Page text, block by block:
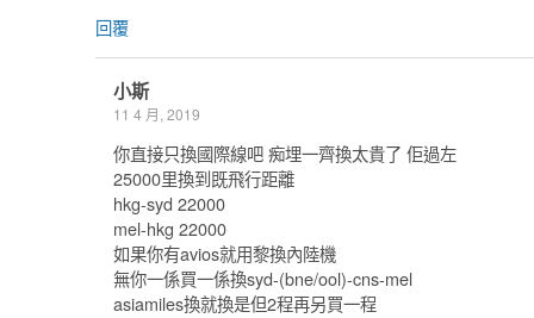
回覆
小斯
11 4 月, 2019
你直接只換國際線吧 痴埋一齊換太貴了 佢過左
25000里換到既飛行距離
hkg-syd 22000
mel-hkg 22000
如果你有avios就用黎換內陸機
無你一係買一係換syd-(bne/ool)-cns-mel
asiamiles換就換是但2程再另買一程